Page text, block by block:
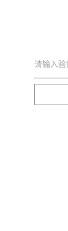
请输入验